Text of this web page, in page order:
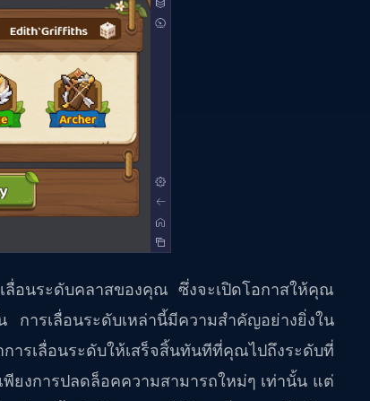
ลื่อนระดับคลาสของคุณ ซึ่งจะเปิดโอกาสให้คุณ
ารเลื่อนระดับเหล่านี้มีความสำคัญอย่างยิ่งใน
รเลื่อนระดับให้เสร็จสิ้นทันทีที่คุณไปถึงระดับที่
ยงการปลดล็อคความสามารถใหม่ๆ เท่านั้น แต่